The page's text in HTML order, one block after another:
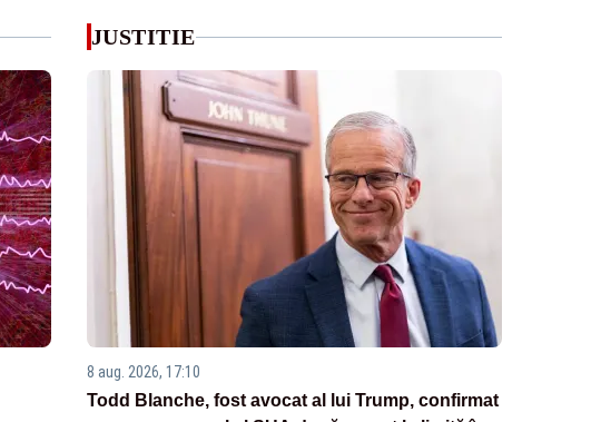
JUSTITIE
8 aug. 2026, 17:10
Todd Blanche, fost avocat al lui Trump, confirmat